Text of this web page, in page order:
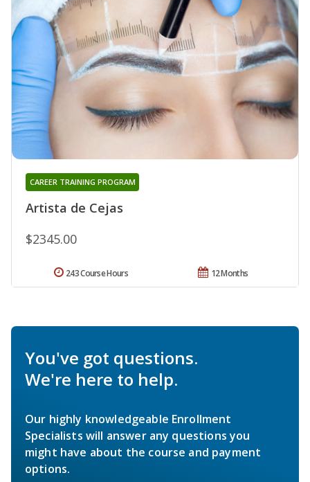
Artista de Cejas
CAREER TRAINING PROGRAM
$2345.00
12 Months
243 Course Hours
You've got questions.
We're here to help.
Our highly knowledgeable Enrollment
Specialists will answer any questions you
might have about the course and payment
options.